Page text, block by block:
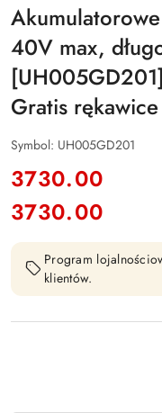
40V max,
Gratis
Symbol: UH005GD201
cena:
3730.00
Cena:
3730.00
Program
klientów.